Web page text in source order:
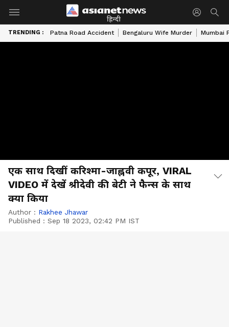
हिन्दी
TRENDING : Patna Road Accident Bengaluru Wife Murder Mumbai
एक साथ दिखीं करिश्मा-जाह्नवी कपूर, VIRAL
VIDEO में देखें श्रीदेवी की बेटी ने फैन्स के साथ
क्या किया
Author : Rakhee Jhawar
Published : Sep 18 2023, 02:42 PM IST